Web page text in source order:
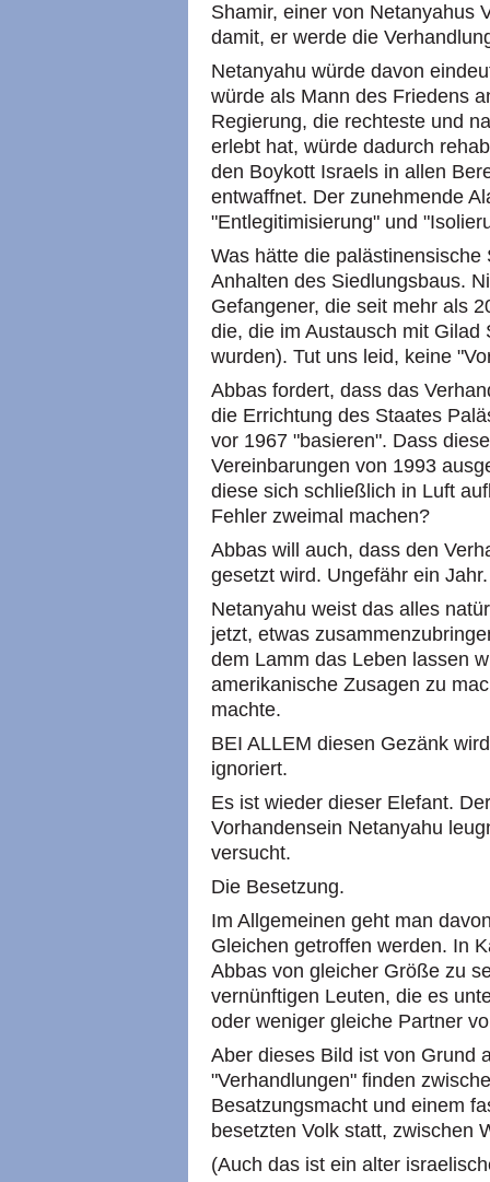
Shamir, einer von Netanyahus
damit, er werde die
Netanyahu würde davon
würde als Mann des Friedens
Regierung, die rechteste und
erlebt hat, würde dadurch
den Boykott Israels in allen
entwaffnet. Der zunehmende
"Entlegitimisierung" und
Was hätte die
Anhalten des Siedlungsbaus.
Gefangener, die seit mehr als
die, die im Austausch mit
wurden). Tut uns leid, keine
Abbas fordert, dass das
die Errichtung des Staates
vor 1967 "basieren". Dass
Vereinbarungen von 1993
diese sich schließlich in Luft
Fehler zweimal machen?
Abbas will auch, dass den
gesetzt wird. Ungefähr ein Jahr.
Netanyahu weist das alles
jetzt, etwas
dem Lamm das Leben lassen
amerikanische Zusagen zu
machte.
BEI ALLEM diesen Gezänk
ignoriert.
Es ist wieder dieser Elefant.
Vorhandensein Netanyahu
versucht.
Die Besetzung.
Im Allgemeinen geht man
Gleichen getroffen werden. In
Abbas von gleicher Größe zu
vernünftigen Leuten, die es
oder weniger gleiche Partner
Aber dieses Bild ist von Grund
"Verhandlungen" finden
Besatzungsmacht und einem
besetzten Volk statt, zwischen
(Auch das ist ein alter